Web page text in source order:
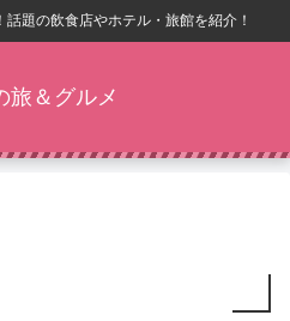
題の飲食店やホテル・旅館を紹介！
旅＆グルメ